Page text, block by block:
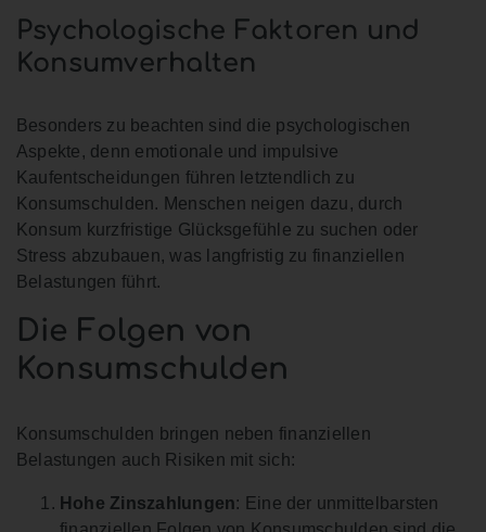
Psychologische Faktoren und
Konsumverhalten
Besonders zu beachten sind die psychologischen
Aspekte, denn emotionale und impulsive
Kaufentscheidungen führen letztendlich zu
Konsumschulden. Menschen neigen dazu, durch
Konsum kurzfristige Glücksgefühle zu suchen oder
Stress abzubauen, was langfristig zu finanziellen
Belastungen führt.
Die Folgen von
Konsumschulden
Konsumschulden bringen neben finanziellen
Belastungen auch Risiken mit sich:
Hohe Zinszahlungen: Eine der unmittelbarsten